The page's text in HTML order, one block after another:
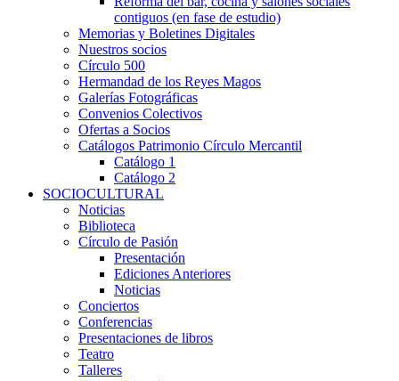
contiguos (en fase de estudio)
Memorias y Boletines Digitales
Nuestros socios
Círculo 500
Hermandad de los Reyes Magos
Galerías Fotográficas
Convenios Colectivos
Ofertas a Socios
Catálogos Patrimonio Círculo Mercantil
Catálogo 1
Catálogo 2
SOCIOCULTURAL
Noticias
Biblioteca
Círculo de Pasión
Presentación
Ediciones Anteriores
Noticias
Conciertos
Conferencias
Presentaciones de libros
Teatro
Talleres